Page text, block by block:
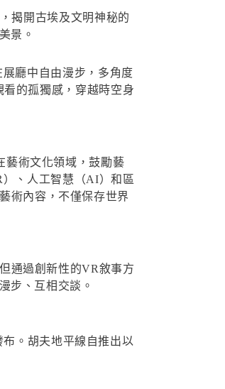
揭開古埃及文明神秘的
景。
廳中自由漫步，多角度
的孤獨感，穿越時空身
藝術文化領域，鼓勵藝
、人工智慧（AI）和區
術內容，不僅保存世界
通過創新性的VR敘事方
步、互相交談。
。胡夫地平線自推出以